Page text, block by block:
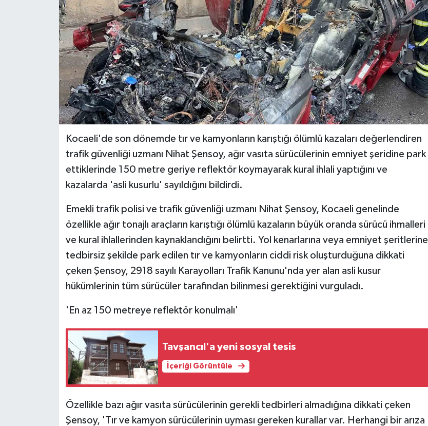
Kocaeli'de son dönemde tır ve kamyonların karıştığı ölümlü kazaları değerlendiren
trafik güvenliği uzmanı Nihat Şensoy, ağır vasıta sürücülerinin emniyet şeridine park
ettiklerinde 150 metre geriye reflektör koymayarak kural ihlali yaptığını ve
kazalarda 'asli kusurlu' sayıldığını bildirdi.
Emekli trafik polisi ve trafik güvenliği uzmanı Nihat Şensoy, Kocaeli genelinde
özellikle ağır tonajlı araçların karıştığı ölümlü kazaların büyük oranda sürücü ihmalleri
ve kural ihlallerinden kaynaklandığını belirtti. Yol kenarlarına veya emniyet şeritlerine
tedbirsiz şekilde park edilen tır ve kamyonların ciddi risk oluşturduğuna dikkati
çeken Şensoy, 2918 sayılı Karayolları Trafik Kanunu'nda yer alan asli kusur
hükümlerinin tüm sürücüler tarafından bilinmesi gerektiğini vurguladı.
'En az 150 metreye reflektör konulmalı'
Tavşancıl'a yeni sosyal tesis
İçeriği Görüntüle
Özellikle bazı ağır vasıta sürücülerinin gerekli tedbirleri almadığına dikkati çeken
Şensoy, 'Tır ve kamyon sürücülerinin uyması gereken kurallar var. Herhangi bir arıza